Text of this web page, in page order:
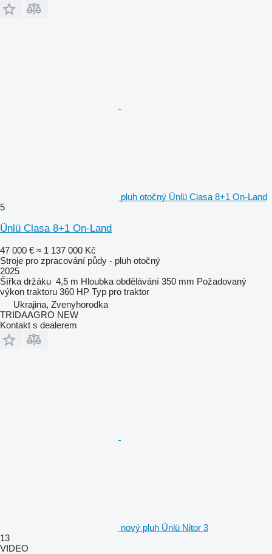
pluh otočný Ünlü Clasa 8+1 On-Land
5
Ünlü Clasa 8+1 On-Land
47 000 € ≈ 1 137 000 Kč
Stroje pro zpracování půdy - pluh otočný
2025
Šířka držáku 4,5 m Hloubka obdělávání 350 mm Požadovaný
výkon traktoru 360 HP Typ pro traktor
Ukrajina, Zvenyhorodka
TRIDAAGRO NEW
Kontakt s dealerem
nový pluh Ünlü Nitor 3
13
VIDEO